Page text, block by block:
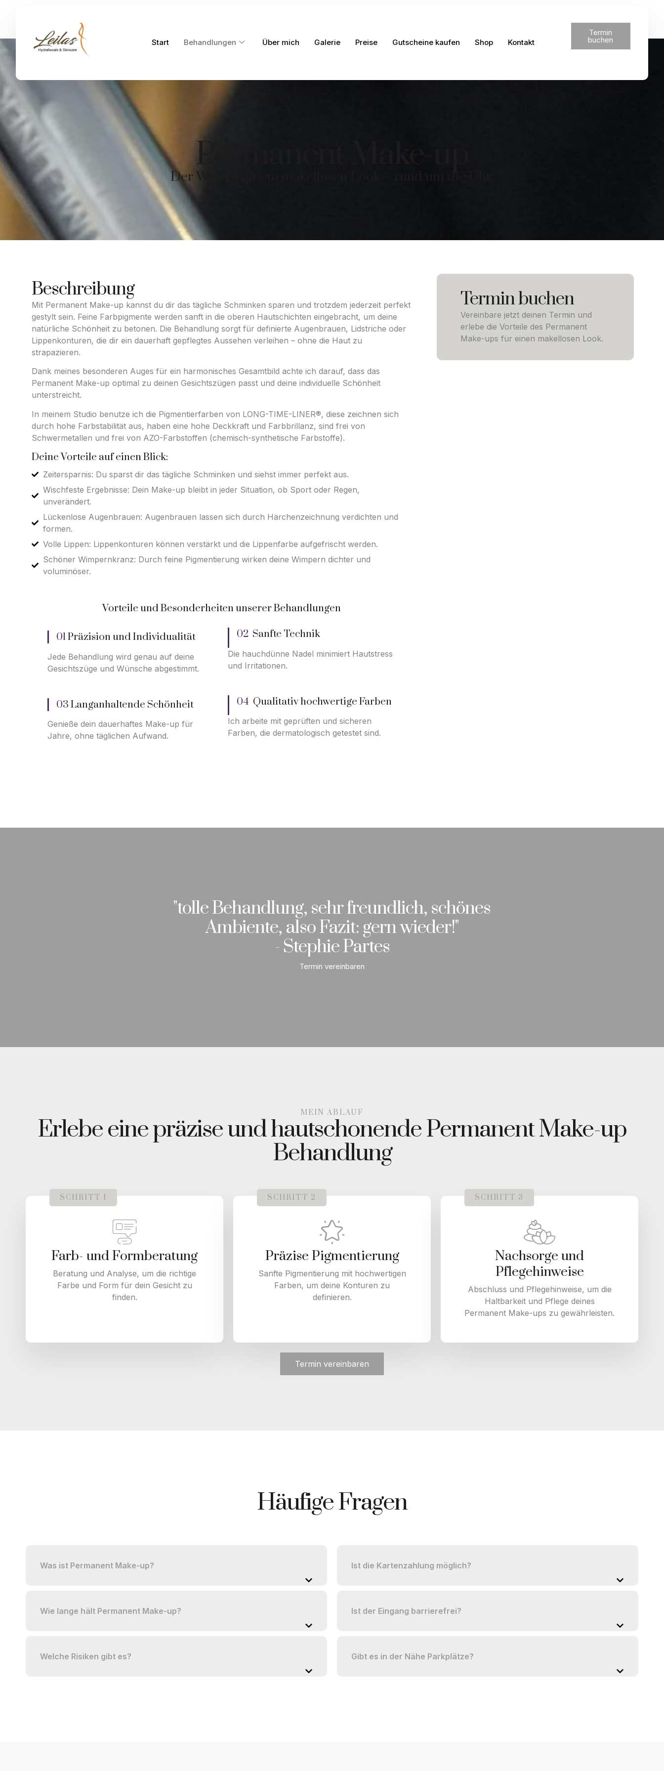
Start Behandlungen Über mich Galerie Preise Gutscheine kaufen Shop Kontakt
Termin
buchen
Permanent Make-up
Der Weg zu einem makellosen Look – rund um die Uhr.
Beschreibung
Mit Permanent Make-up kannst du dir das tägliche Schminken sparen und trotzdem jederzeit perfekt
gestylt sein. Feine Farbpigmente werden sanft in die oberen Hautschichten eingebracht, um deine
natürliche Schönheit zu betonen. Die Behandlung sorgt für definierte Augenbrauen, Lidstriche oder
Lippenkonturen, die dir ein dauerhaft gepflegtes Aussehen verleihen – ohne die Haut zu
strapazieren.
Dank meines besonderen Auges für ein harmonisches Gesamtbild achte ich darauf, dass das
Permanent Make-up optimal zu deinen Gesichtszügen passt und deine individuelle Schönheit
unterstreicht.
In meinem Studio benutze ich die Pigmentierfarben von LONG-TIME-LINER®, diese zeichnen sich
durch hohe Farbstabilität aus, haben eine hohe Deckkraft und Farbbrillanz, sind frei von
Schwermetallen und frei von AZO-Farbstoffen (chemisch-synthetische Farbstoffe).
Deine Vorteile auf einen Blick:
Zeitersparnis: Du sparst dir das tägliche Schminken und siehst immer perfekt aus.
Wischfeste Ergebnisse: Dein Make-up bleibt in jeder Situation, ob Sport oder Regen,
unverändert.
Lückenlose Augenbrauen: Augenbrauen lassen sich durch Härchenzeichnung verdichten und
formen.
Volle Lippen: Lippenkonturen können verstärkt und die Lippenfarbe aufgefrischt werden.
Schöner Wimpernkranz: Durch feine Pigmentierung wirken deine Wimpern dichter und
voluminöser.
Vorteile und Besonderheiten unserer Behandlungen
01Präzision und Individualität
Jede Behandlung wird genau auf deine
Gesichtszüge und Wünsche abgestimmt.
02 Sanfte Technik
Die hauchdünne Nadel minimiert Hautstress
und Irritationen.
03Langanhaltende Schönheit
Genieße dein dauerhaftes Make-up für
Jahre, ohne täglichen Aufwand.
04 Qualitativ hochwertige Farben
Ich arbeite mit geprüften und sicheren
Farben, die dermatologisch getestet sind.
Termin buchen
Vereinbare jetzt deinen Termin und
erlebe die Vorteile des Permanent
Make-ups für einen makellosen Look.
"tolle Behandlung, sehr freundlich, schönes
Ambiente, also Fazit: gern wieder!"
- Stephie Partes
Termin vereinbaren
MEIN ABLAUF
Erlebe eine präzise und hautschonende Permanent Make-up
Behandlung
SCHRITT 1
Farb- und Formberatung
Beratung und Analyse, um die richtige
Farbe und Form für dein Gesicht zu
finden.
SCHRITT 2
Präzise Pigmentierung
Sanfte Pigmentierung mit hochwertigen
Farben, um deine Konturen zu
definieren.
SCHRITT 3
Nachsorge und
Pflegehinweise
Abschluss und Pflegehinweise, um die
Haltbarkeit und Pflege deines
Permanent Make-ups zu gewährleisten.
Termin vereinbaren
Häufige Fragen
Was ist Permanent Make-up?
Wie lange hält Permanent Make-up?
Welche Risiken gibt es?
Ist die Kartenzahlung möglich?
Ist der Eingang barrierefrei?
Gibt es in der Nähe Parkplätze?